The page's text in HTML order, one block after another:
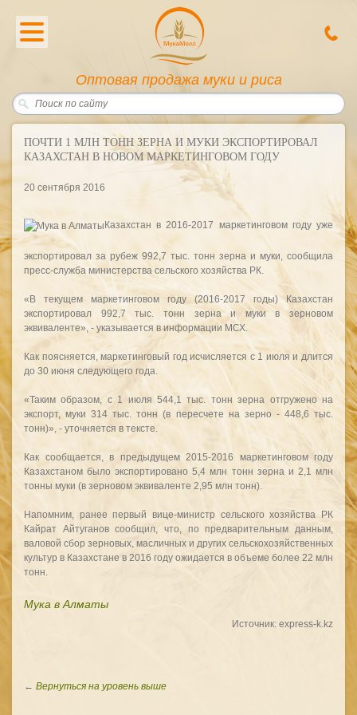
Oптовая продажа муки и риса
ПОЧТИ 1 МЛН ТОНН ЗЕРНА И МУКИ ЭКСПОРТИРОВАЛ
КАЗАХСТАН В НОВОМ МАРКЕТИНГОВОМ ГОДУ
20 сентября 2016
Казахстан в 2016-2017 маркетинговом году уже
экспортировал за рубеж 992,7 тыс. тонн зерна и муки, сообщила
пресс-служба министерства сельского хозяйства РК.
«В текущем маркетинговом году (2016-2017 годы) Казахстан
экспортировал 992,7 тыс. тонн зерна и муки в зерновом
эквиваленте», - указывается в информации МСХ.
Как поясняется, маркетинговый год исчисляется с 1 июля и длится
до 30 июня следующего года.
«Таким образом, с 1 июля 544,1 тыс. тонн зерна отгружено на
экспорт, муки 314 тыс. тонн (в пересчете на зерно - 448,6 тыс.
тонн)», - уточняется в тексте.
Как сообщается, в предыдущем 2015-2016 маркетинговом году
Казахстаном было экспортировано 5,4 млн тонн зерна и 2,1 млн
тонны муки (в зерновом эквиваленте 2,95 млн тонн).
Напомним, ранее первый вице-министр сельского хозяйства РК
Кайрат Айтуганов сообщил, что, по предварительным данным,
валовой сбор зерновых, масличных и других сельскохозяйственных
культур в Казахстане в 2016 году ожидается в объеме более 22 млн
тонн.
Мука в Алматы
Источник: express-k.kz
← Вернуться на уровень выше